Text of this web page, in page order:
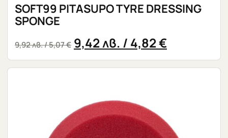
SOFT99 PITASUPO TYRE DRESSING
SPONGE
9,92лв./ 5,07 € 9,42 лв. / 4,82 €